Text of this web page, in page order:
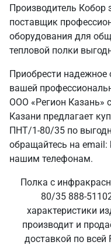
Производитель Кобор
поставщик
оборудования для
тепловой полки
Приобрести
вашей
ООО «Регион Казань»
Казани предлагает
ПНТ/1-80/35 по
обращайтесь на email:
нашим телефонам.
Полка с
80/35 888-
характеристики
производит и
доставкой по всей